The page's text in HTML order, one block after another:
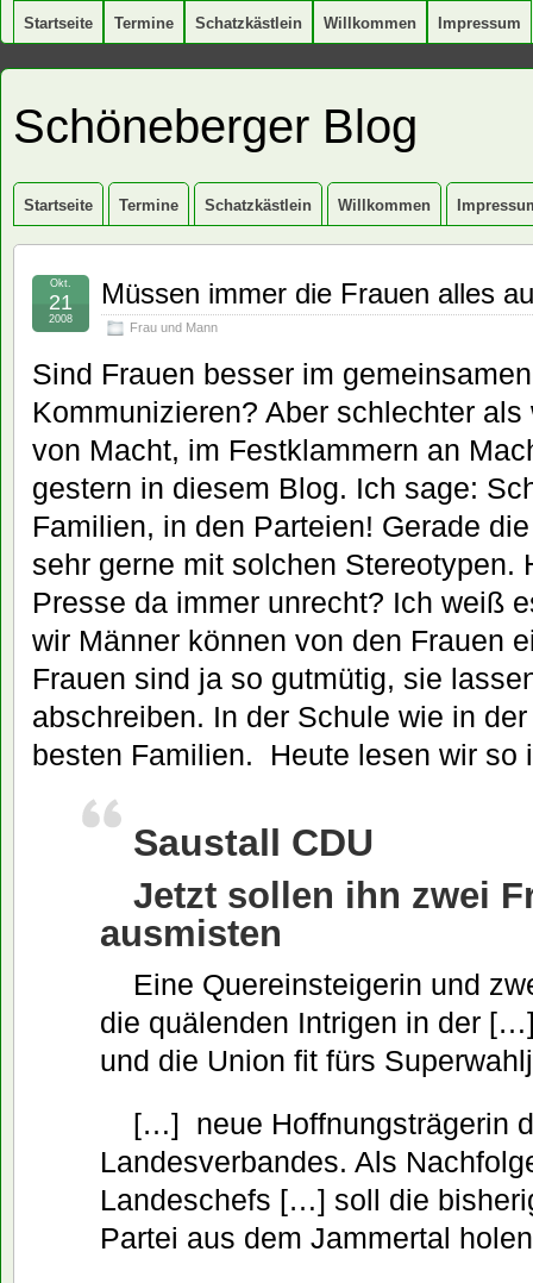
Startseite Termine Schatzkästlein Willkommen Impressum
Schöneberger Blog
Startseite Termine Schatzkästlein Willkommen
Müssen immer die Frauen alles
Frau und Mann
Okt.
21
2008
Sind Frauen besser im
Kommunizieren? Aber schlechter
von Macht, im Festklammern an
gestern in diesem Blog. Ich sage:
Familien, in den Parteien! Gerade
sehr gerne mit solchen Stereotypen.
Presse da immer unrecht? Ich weiß
wir Männer können von den Frauen
Frauen sind ja so gutmütig, sie
abschreiben. In der Schule wie in
besten Familien. Heute lesen wir so
Saustall CDU
Jetzt sollen ihn zwei
ausmisten
Eine Quereinsteigerin und
die quälenden Intrigen in der
und die Union fit fürs
[…] neue Hoffnungsträgerin
Landesverbandes. Als
Landeschefs […] soll die
Partei aus dem Jammertal